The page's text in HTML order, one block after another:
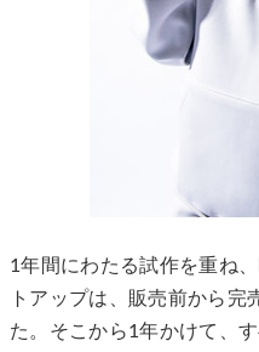
1年間にわたる試作を重ね
トアップは、販売前から
た。そこから1年かけて、